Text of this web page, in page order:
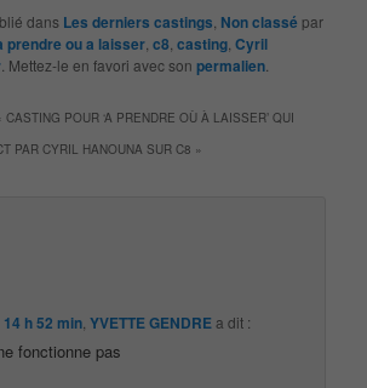
dans Les derniers castings Non classé par
prendre ou a laisser ,c8 ,casting ,Cyril
. Mettez-le en favori avec sonpermalien
CASTING POUR ‘A PRENDRE OÙ À LAISSER’ QUI
PAR CYRIL HANOUNA SUR C8 »
h 52 min ,YVETTE GENDRE a dit :
fonctionne pas